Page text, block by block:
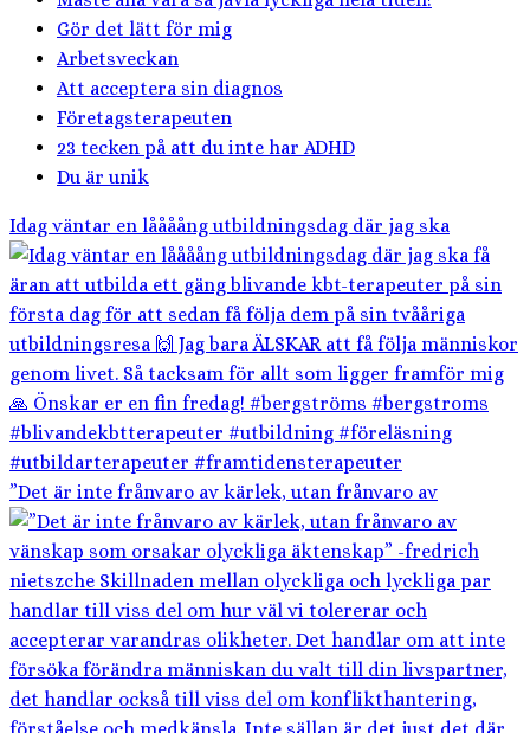
Gör det lätt för mig
Arbetsveckan
Att acceptera sin diagnos
Företagsterapeuten
23 tecken på att du inte har ADHD
Du är unik
Idag väntar en låååång utbildningsdag där jag ska
”Det är inte frånvaro av kärlek, utan frånvaro av